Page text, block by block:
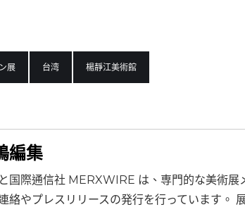
展 台湾 楊靜江美術館
編集
国際通信社 MERXWIRE は、専門的な美術展
絡やプレスリリースの発行を行っています。